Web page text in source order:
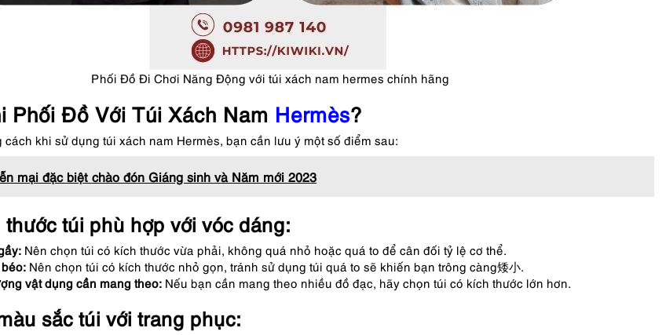
Phối Đồ Đi Chơi Năng Động với túi xách nam hermes chính hãng
Phối Đồ Với Túi Xách Nam Hermès?
khi sử dụng túi xách nam Hermès, bạn cần lưu ý một số điểm sau:
mại đặc biệt chào đón Giáng sinh và Năm mới 2023
túi phù hợp với vóc dáng:
Nên chọn túi có kích thước vừa phải, không quá nhỏ hoặc quá to để cân đối tỷ lệ cơ thể.
Nên chọn túi có kích thước nhỏ gọn, tránh sử dụng túi quá to sẽ khiến bạn trông càng矮小.
vật dụng cần mang theo: Nếu bạn cần mang theo nhiều đồ đạc, hãy chọn túi có kích thước lớn hơn.
sắc túi với trang phục: